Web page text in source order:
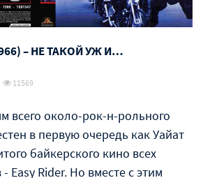
– НЕ ТАКОЙ УЖ И…
11569
всего около-рок-н-рольного
в первую очередь как Уайат
байкерского кино всех
Easy Rider. Но вместе с этим